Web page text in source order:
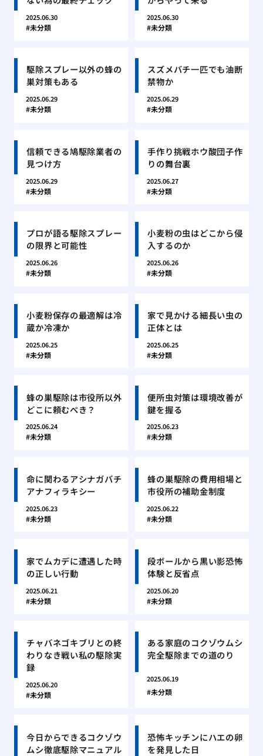
2025.06.30
未分類
2025.06.30
未分類
駆除スプレー以外の蜂の
巣対策もある
2025.06.29
未分類
スズメバチ一匹でも油断
禁物か
2025.06.29
未分類
信頼できる鳩駆除業者の
見つけ方
2025.06.29
未分類
手作り挑戦ホウ酸団子作
りの舞台裏
2025.06.27
未分類
プロが語る駆除スプレー
の限界と可能性
2025.06.26
未分類
小麦粉の虫はどこから侵
入するのか
2025.06.26
未分類
小麦粉保存の最適解は冷
蔵か冷凍か
2025.06.25
未分類
家で見かける細長い虫の
正体とは
2025.06.25
未分類
蜂の巣駆除は市役所以外
どこに頼むべき？
2025.06.24
未分類
便所虫対策は環境改善が
鍵を握る
2025.06.23
未分類
命に関わるアシナガバチ
アナフィラキシー
2025.06.23
未分類
蜂の巣駆除の費用相場と
市役所の補助金制度
2025.06.22
未分類
家でムカデに遭遇した時
の正しい行動
2025.06.21
未分類
段ボールから黒い影恐怖
体験と反省点
2025.06.20
未分類
チャバネゴキブリとの終
わりなき戦い私の駆除実
録
2025.06.20
未分類
ある家庭のコクゾウムシ
完全駆除までの道のり
2025.06.19
未分類
今日からできるコクゾウ
ムシ徹底駆除マニュアル
恐怖キッチンにハエの卵
を発見した日